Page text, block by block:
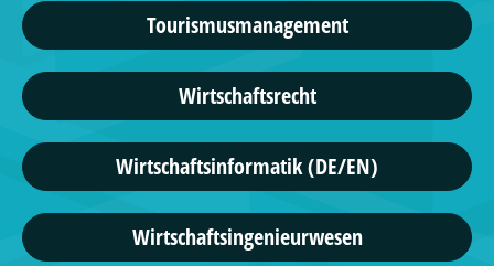
Tourismusmanagement
Wirtschaftsrecht
Wirtschaftsinformatik (DE/EN)
Wirtschaftsingenieurwesen